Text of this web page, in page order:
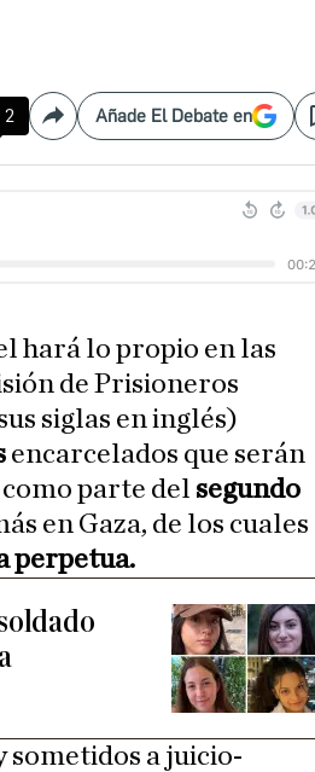
2 CompartirAñade El Debate en
hará lo propio en las
de Prisioneros
siglas en inglés)
encarcelados que serán
parte del segundo
en Gaza, de los cuales
perpetua.
sometidos a juicio-